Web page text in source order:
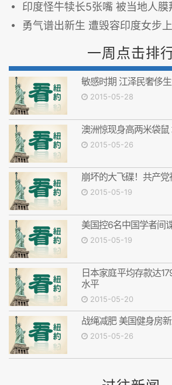
印度怪牛犊长5张嘴 被当地人膜
勇气谱出新生 遭毁容印度女步
一周点击排
敏感时期 江泽民奢侈
2015-05-28
澳洲惊现身高两米袋
2015-05-26
崩坏的大飞碟！共产
2015-05-19
美国控6名中国学者间
2015-05-19
日本家庭平均存款达
水平
2015-05-20
战绳减肥 美国健身房
2015-05-26